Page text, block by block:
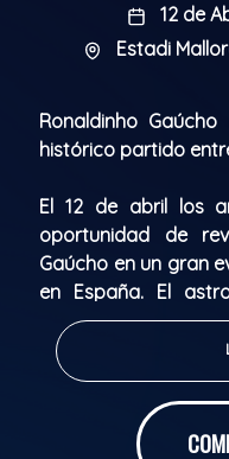
12 de
Estadi
Ronaldinho
histórico partido
El 12 de abril los
oportunidad de
Gaúcho en un gran
en España. El
equipo de
duelo contra un
española.
El juego promete